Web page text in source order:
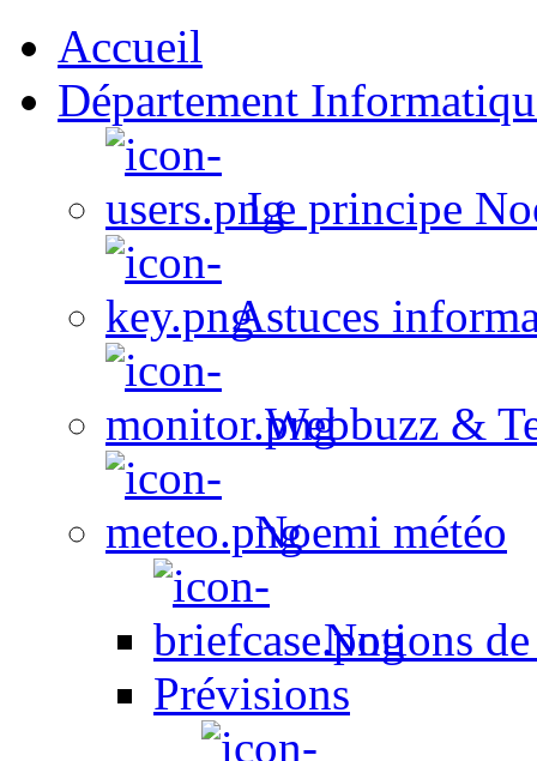
Accueil
Département
Le principe
Astuces
Webbuzz &
Noemi météo
Notions
Prévisions